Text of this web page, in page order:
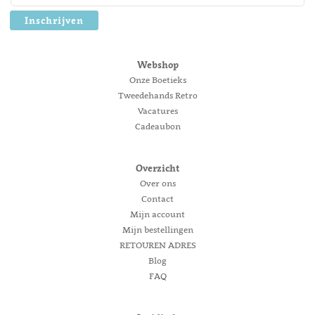
Inschrijven
Webshop
Onze Boetieks
Tweedehands Retro
Vacatures
Cadeaubon
Overzicht
Over ons
Contact
Mijn account
Mijn bestellingen
RETOUREN ADRES
Blog
FAQ